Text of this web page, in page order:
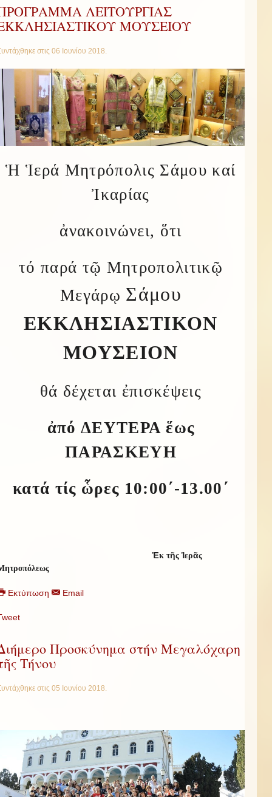
ΛΕΙΤΟΥΡΓΙΑΣ
ΜΟΥΣΕΙΟΥ
στις 06 Ιουνίου 2018
Ἡ Ἱερά Μητρόπολις Σάμου καί
Ἰκαρίας
ἀνακοινώνει, ὅτι
τό παρά τῷ Μητροπολιτικῷ
Μεγάρῳ Σάμου
ΕΚΚΛΗΣΙΑΣΤΙΚΟΝ
ΜΟΥΣΕΙΟΝ
θά δέχεται ἐπισκέψεις
ἀπό ΔΕΥΤΕΡΑ ἕως
ΠΑΡΑΣΚΕΥΗ
κατά τίς ὧρες 10:00΄-13.00΄
κ τῆς Ἱερᾶς
ς
Εκτύπωση Email
Προσκύνημα στήν Μεγαλόχαρη
Τήνου
στις 05 Ιουνίου 2018.